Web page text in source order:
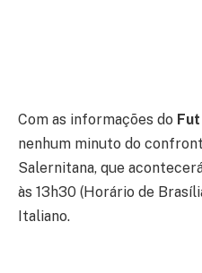
Com as informações do
nenhum minuto do
Salernitana, que
às 13h30 (Horário de
Italiano.